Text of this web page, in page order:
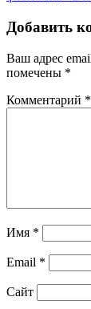
Добавить
Ваш адрес
помечены *
Комментарий *
Имя *
Email *
Сайт